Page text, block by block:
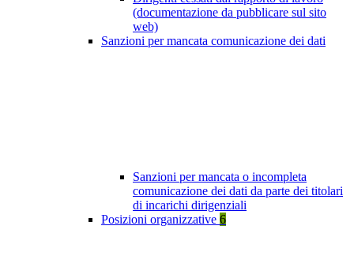
(documentazione da pubblicare sul sito
web)
Sanzioni per mancata comunicazione dei dati
Sanzioni per mancata o incompleta
comunicazione dei dati da parte dei titolari
di incarichi dirigenziali
Posizioni organizzative 6